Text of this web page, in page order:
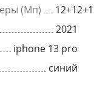
(Мп)
2021
iphone 13 pro
синий